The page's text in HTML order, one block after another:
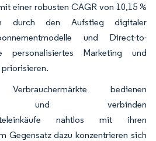
einer robusten CAGR von 10,15 %
durch den Aufstieg digitaler
und Direct-to-
personalisiertes Marketing und
bedienen
und verbinden
nahtlos mit ihren
Gegensatz dazu konzentrieren sich